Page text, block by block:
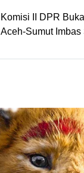
Komisi II DPR
Aceh-Sumut